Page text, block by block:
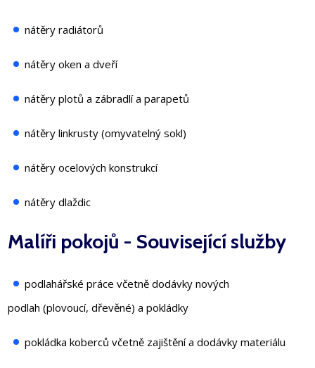
nátěry radiátorů
nátěry oken a dveří
nátěry plotů a zábradlí a parapetů
nátěry linkrusty (omyvatelný sokl)
nátěry ocelových konstrukcí
nátěry dlaždic
Malíři pokojů - Související služby
podlahářské práce včetně dodávky nových
podlah (plovoucí, dřevěné) a pokládky
pokládka koberců včetně zajištění a dodávky materiálu